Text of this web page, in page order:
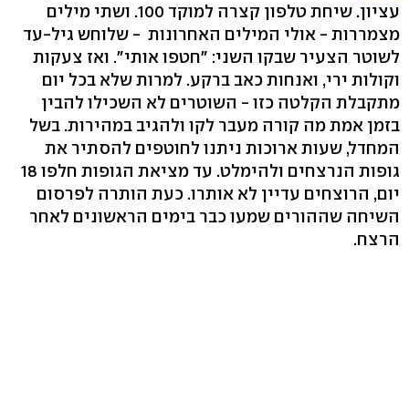
עציון. שיחת טלפון קצרה למוקד 100. ושתי מילים
מצמררות - אולי המילים האחרונות - שלוחש גיל-עד
לשוטר הצעיר שבקו השני: "חטפו אותי". ואז צעקות
וקולות ירי, ואנחות כאב ברקע. למרות שלא בכל יום
מתקבלת הקלטה כזו - השוטרים לא השכילו להבין
בזמן אמת מה קורה מעבר לקו ולהגיב במהירות. בשל
המחדל, שעות ארוכות ניתנו לחוטפים להסתיר את
גופות הנרצחים ולהימלט. עד מציאת הגופות חלפו 18
יום, הרוצחים עדיין לא אותרו. כעת הותרה לפרסום
השיחה שההורים שמעו כבר בימים הראשונים לאחר
הרצח.